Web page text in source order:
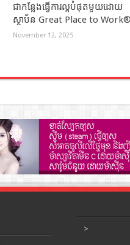
ជាកន្លែងធ្វើការល្អបំផុតមួយដោយ
ស្ថាប័ន Great Place to
November 12, 2025
>